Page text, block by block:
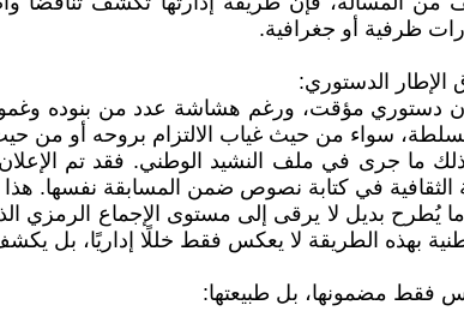
ظرفية أو جغرافية.
الإطار الدستوري:
دستوري مؤقت، ورغم هشاشة عدد من بنوده
سواء من حيث غياب الالتزام بروحه أو من
ما جرى في ملف النشيد الوطني. فقد تم
في كتابة نصوص ضمن المسابقة نفسها.
يُطرح بديل لا يرقى إلى مستوى الإجماع
بهذه الطريقة لا يعكس فقط خللًا إداريًا، بل
فقط مضمونها، بل طبيعتها: